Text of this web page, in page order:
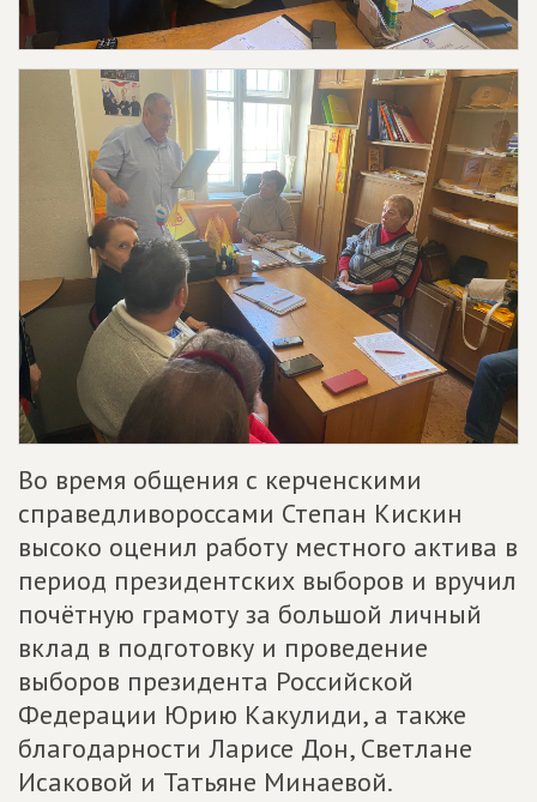
Во время общения с керченскими
справедливороссами Степан Кискин
высоко оценил работу местного актива в
период президентских выборов и вручил
почётную грамоту за большой личный
вклад в подготовку и проведение
выборов президента Российской
Федерации Юрию Какулиди, а также
благодарности Ларисе Дон, Светлане
Исаковой и Татьяне Минаевой.